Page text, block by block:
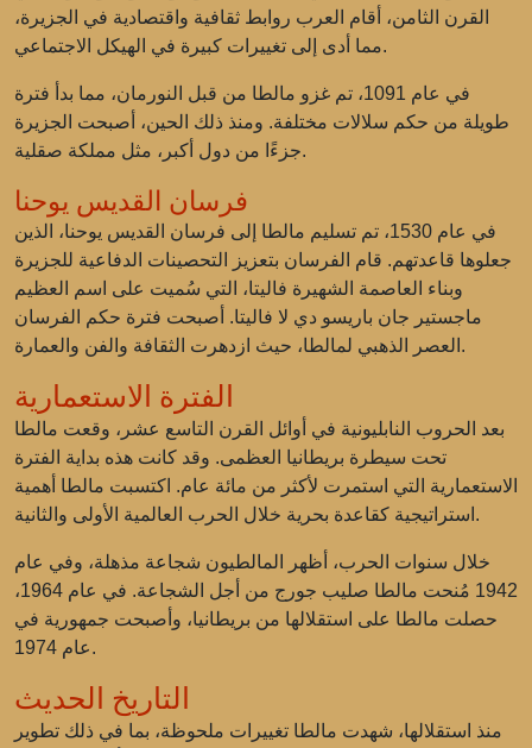
القرن الثامن، أقام العرب روابط ثقافية واقتصادية في الجزيرة،
مما أدى إلى تغييرات كبيرة في الهيكل الاجتماعي.
في عام 1091، تم غزو مالطا من قبل النورمان، مما بدأ فترة
طويلة من حكم سلالات مختلفة. ومنذ ذلك الحين، أصبحت الجزيرة
جزءًا من دول أكبر، مثل مملكة صقلية.
فرسان القديس يوحنا
في عام 1530، تم تسليم مالطا إلى فرسان القديس يوحنا، الذين
جعلوها قاعدتهم. قام الفرسان بتعزيز التحصينات الدفاعية للجزيرة
وبناء العاصمة الشهيرة فاليتا، التي سُميت على اسم العظيم
ماجستير جان باريسو دي لا فاليتا. أصبحت فترة حكم الفرسان
العصر الذهبي لمالطا، حيث ازدهرت الثقافة والفن والعمارة.
الفترة الاستعمارية
بعد الحروب النابليونية في أوائل القرن التاسع عشر، وقعت مالطا
تحت سيطرة بريطانيا العظمى. وقد كانت هذه بداية الفترة
الاستعمارية التي استمرت لأكثر من مائة عام. اكتسبت مالطا أهمية
استراتيجية كقاعدة بحرية خلال الحرب العالمية الأولى والثانية.
خلال سنوات الحرب، أظهر المالطيون شجاعة مذهلة، وفي عام
1942 مُنحت مالطا صليب جورج من أجل الشجاعة. في عام 1964،
حصلت مالطا على استقلالها من بريطانيا، وأصبحت جمهورية في
عام 1974.
التاريخ الحديث
منذ استقلالها، شهدت مالطا تغييرات ملحوظة، بما في ذلك تطوير